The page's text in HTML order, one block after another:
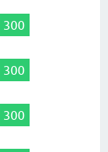
300
300
300